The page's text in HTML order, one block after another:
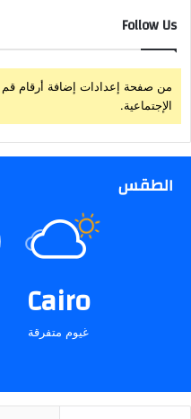
Follow Us
من صفحة إعدادات إضافة أرقام قم
الإجتماعية.
الطقس
Cairo
غيوم متفرقة